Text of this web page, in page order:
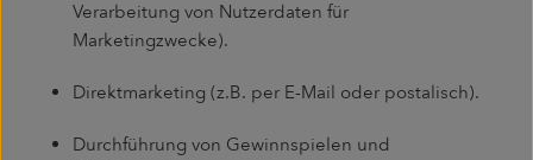
Verarbeitung von Nutzerdaten für
Marketingzwecke).
Direktmarketing (z.B. per E-Mail oder postalisch).
Durchführung von Gewinnspielen und